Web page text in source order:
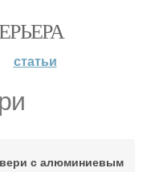
статьи
с алюминиевым